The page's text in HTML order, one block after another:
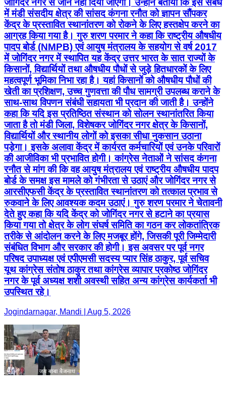
जोगिंदर नगर से जाने नहीं दिया जाएगा। उन्होंने बताया कि इस संबंध
में मंडी संसदीय क्षेत्र की सांसद कंगना रनौत को ज्ञापन सौंपकर
केंद्र के प्रस्तावित स्थानांतरण को रोकने के लिए हस्तक्षेप करने का
आग्रह किया गया है। गुरु शरण परमार ने कहा कि राष्ट्रीय औषधीय
पादप बोर्ड (NMPB) एवं आयुष मंत्रालय के सहयोग से वर्ष 2017
में जोगिंदर नगर में स्थापित यह केंद्र उत्तर भारत के सात राज्यों के
किसानों, विद्यार्थियों तथा औषधीय पौधों से जुड़े हितधारकों के लिए
महत्वपूर्ण भूमिका निभा रहा है। यहां किसानों को औषधीय पौधों की
खेती का प्रशिक्षण, उच्च गुणवत्ता की पौध सामग्री उपलब्ध कराने के
साथ-साथ विपणन संबंधी सहायता भी प्रदान की जाती है। उन्होंने
कहा कि यदि इस प्रतिष्ठित संस्थान को सोलन स्थानांतरित किया
जाता है तो मंडी जिला, विशेषकर जोगिंदर नगर क्षेत्र के किसानों,
विद्यार्थियों और स्थानीय लोगों को इसका सीधा नुकसान उठाना
पड़ेगा। इसके अलावा केंद्र में कार्यरत कर्मचारियों एवं उनके परिवारों
की आजीविका भी प्रभावित होगी। कांग्रेस नेताओं ने सांसद कंगना
रनौत से मांग की कि वह आयुष मंत्रालय एवं राष्ट्रीय औषधीय पादप
बोर्ड के समक्ष इस मामले को गंभीरता से उठाएं और जोगिंदर नगर से
आरसीएफसी केंद्र के प्रस्तावित स्थानांतरण को तत्काल प्रभाव से
रुकवाने के लिए आवश्यक कदम उठाएं। गुरु शरण परमार ने चेतावनी
देते हुए कहा कि यदि केंद्र को जोगिंदर नगर से हटाने का प्रयास
किया गया तो क्षेत्र के लोग संघर्ष समिति का गठन कर लोकतांत्रिक
तरीके से आंदोलन करने के लिए मजबूर होंगे, जिसकी पूरी जिम्मेदारी
संबंधित विभाग और सरकार की होगी। इस अवसर पर पूर्व नगर
परिषद उपाध्यक्ष एवं एपीएमसी सदस्य प्यार सिंह ठाकुर, पूर्व सचिव
यूथ कांग्रेस संतोष ठाकुर तथा कांग्रेस व्यापार प्रकोष्ठ जोगिंदर
नगर के पूर्व अध्यक्ष शशी अवस्थी सहित अन्य कांग्रेस कार्यकर्ता भी
उपस्थित रहे।
Jogindarnagar, Mandi | Aug 5, 2026